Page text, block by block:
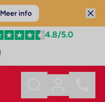
Meer info
4.8/5.0